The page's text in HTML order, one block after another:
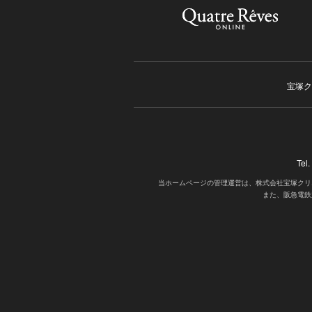
宝塚
当ホームページの管理運営は、株式会社宝塚ク
また、阪急電